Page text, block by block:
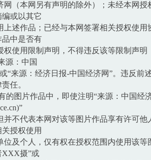
（本网另有声明的除外）；未经本网授
或以其它
述作品；已经与本网签署相关授权使用
中是否有
使用限制声明，不得违反该等限制声明
源：中国
“来源：经济日报-中国经济网”。违反前
任。
的图片作品中，即使注明“来源：中国经
不代表本网对该等图片作品享有许可他
授权使用
及个人，仅有权在授权范围内使用该等
XXX摄”或